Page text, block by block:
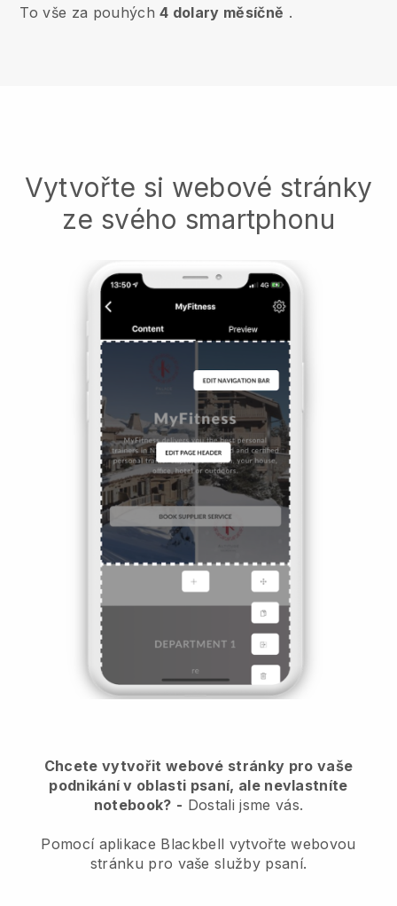
To vše za pouhých4 dolary měsíčně .
Vytvořte si webové stránky
ze svého smartphonu
Chcete vytvořit webové stránky pro vaše
podnikání v oblasti psaní, ale nevlastníte
notebook? - Dostali jsme vás.
Pomocí aplikace Blackbell vytvořte webovou
stránku pro vaše služby psaní.